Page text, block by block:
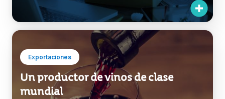
Exportaciones
Un productor de vinos de clase
mundial